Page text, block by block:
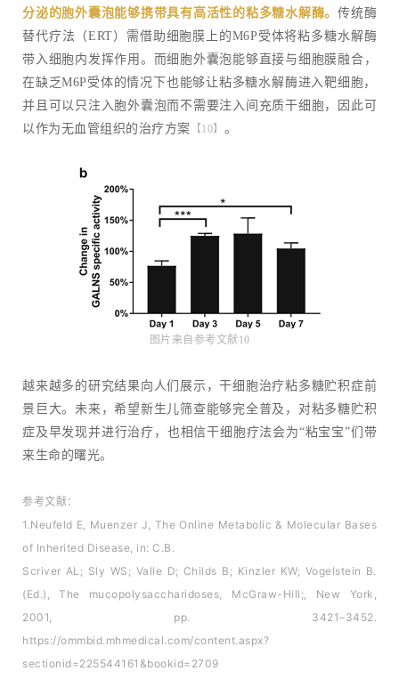
分泌的胞外囊泡能够携带具有高活性的粘多糖水解酶。 传统酶
替代疗法（ERT）需借助细胞膜上的M6P受体将粘多糖水解酶
带入细胞内发挥作用。而细胞外囊泡能够直接与细胞膜融合，
在缺乏M6P受体的情况下也能够让粘多糖水解酶进入靶细胞，
并且可以只注入胞外囊泡而不需要注入间充质干细胞，因此可
以作为无血管组织的治疗方案 【10】 。
图片来自参考文献10
越来越多的研究结果向人们展示，干细胞治疗粘多糖贮积症前
景巨大。未来，希望新生儿筛查能够完全普及，对粘多糖贮积
症及早发现并进行治疗，也相信干细胞疗法会为“粘宝宝”们带
来生命的曙光。
参考文献：
1.Neufeld E, Muenzer J, The Online Metabolic & Molecular Bases
of Inherited Disease, in: C.B.
Scriver AL; Sly WS; Valle D; Childs B; Kinzler KW; Vogelstein B.
(Ed.), The mucopolysaccharidoses, McGraw-Hill;, New York,
2001, pp. 3421–3452.
https://ommbid.mhmedical.com/content.aspx?
sectionid=225544161&bookid=2709